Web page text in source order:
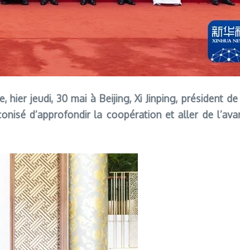
jeudi, 30 mai à Beijing, Xi Jinping, président
d’approfondir la coopération et aller de